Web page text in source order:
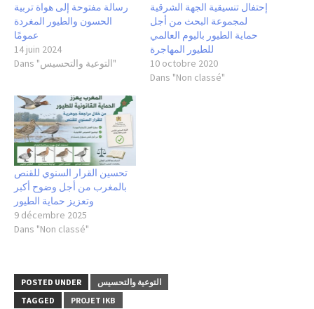
رسالة مفتوحة إلى هواة تربية
الحسون والطيور المغردة
عمومًا
14 juin 2024
Dans "التوعية والتحسيس"
إحتفال تنسيقية الجهة الشرقية
لمجموعة البحث من أجل
حماية الطيور باليوم العالمي
للطيور المهاجرة
10 octobre 2020
Dans "Non classé"
تحسين القرار السنوي للقنص
بالمغرب من أجل وضوح أكبر
وتعزيز حماية الطيور
9 décembre 2025
Dans "Non classé"
POSTED UNDER
التوعية والتحسيس
TAGGED
PROJET IKB